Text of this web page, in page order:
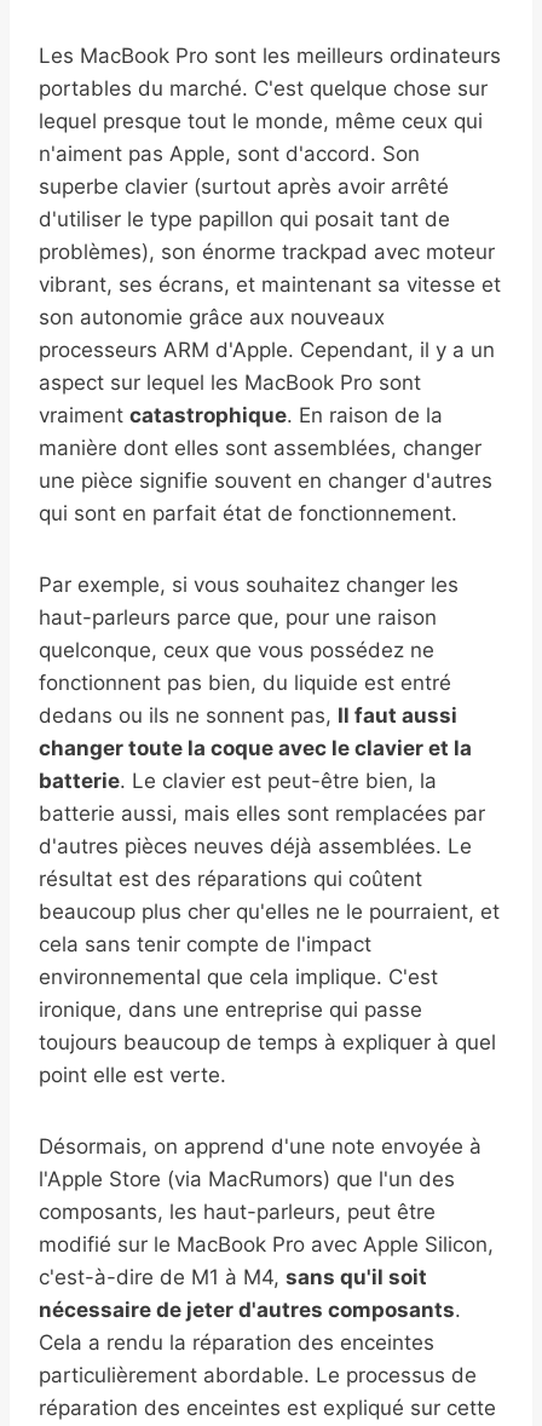
Les MacBook Pro sont les meilleurs ordinateurs
portables du marché. C'est quelque chose sur
lequel presque tout le monde, même ceux qui
n'aiment pas Apple, sont d'accord. Son
superbe clavier (surtout après avoir arrêté
d'utiliser le type papillon qui posait tant de
problèmes), son énorme trackpad avec moteur
vibrant, ses écrans, et maintenant sa vitesse et
son autonomie grâce aux nouveaux
processeurs ARM d'Apple. Cependant, il y a un
aspect sur lequel les MacBook Pro sont
vraiment catastrophique. En raison de la
manière dont elles sont assemblées, changer
une pièce signifie souvent en changer d'autres
qui sont en parfait état de fonctionnement.
Par exemple, si vous souhaitez changer les
haut-parleurs parce que, pour une raison
quelconque, ceux que vous possédez ne
fonctionnent pas bien, du liquide est entré
dedans ou ils ne sonnent pas, Il faut aussi
changer toute la coque avec le clavier et la
batterie. Le clavier est peut-être bien, la
batterie aussi, mais elles sont remplacées par
d'autres pièces neuves déjà assemblées. Le
résultat est des réparations qui coûtent
beaucoup plus cher qu'elles ne le pourraient, et
cela sans tenir compte de l'impact
environnemental que cela implique. C'est
ironique, dans une entreprise qui passe
toujours beaucoup de temps à expliquer à quel
point elle est verte.
Désormais, on apprend d'une note envoyée à
l'Apple Store (via MacRumors) que l'un des
composants, les haut-parleurs, peut être
modifié sur le MacBook Pro avec Apple Silicon,
c'est-à-dire de M1 à M4, sans qu'il soit
nécessaire de jeter d'autres composants.
Cela a rendu la réparation des enceintes
particulièrement abordable. Le processus de
réparation des enceintes est expliqué sur cette